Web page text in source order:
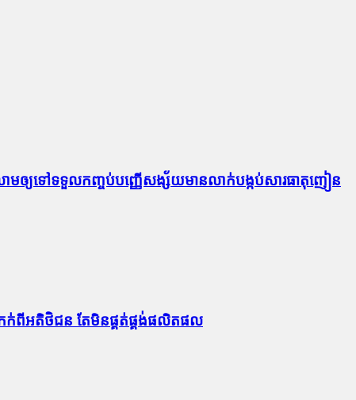
មឲ្យទៅទទួលកញ្ចប់បញ្ញើសង្ស័យមានលាក់បង្កប់សារធាតុញៀន
ក់កក់ពីអតិថិជន តែមិនផ្គត់ផ្គង់ផលិតផល